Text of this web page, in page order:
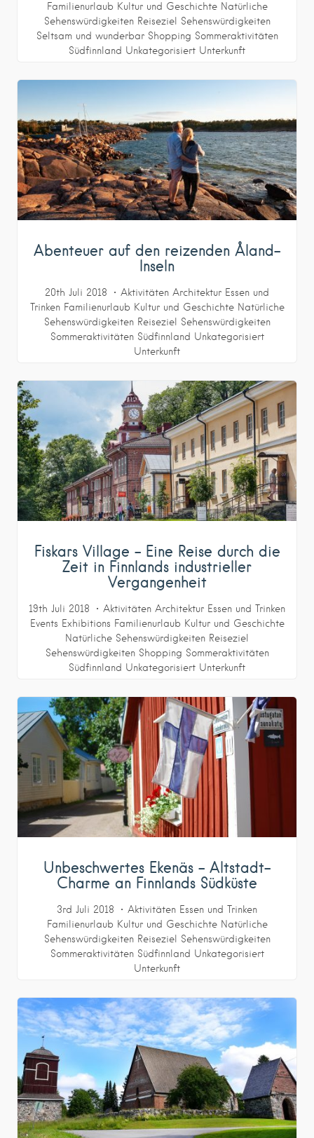
Familienurlaub Kultur und Geschichte Natürliche
Sehenswürdigkeiten Reiseziel
Sehenswürdigkeiten
Seltsam und wunderbar Shopping Sommeraktivitäten
Südfinnland Unkategorisiert Unterkunft
Abenteuer auf den reizenden Åland-
Inseln
20th Juli 2018 Aktivitäten Architektur Essen und
Trinken Familienurlaub Kultur und Geschichte Natürliche
Sehenswürdigkeiten Reiseziel
Sehenswürdigkeiten
Sommeraktivitäten Südfinnland Unkategorisiert
Unterkunft
Fiskars Village – Eine Reise durch die
Zeit in Finnlands industrieller
Vergangenheit
19th Juli 2018 Aktivitäten Architektur Essen und Trinken
Events Exhibitions Familienurlaub Kultur und Geschichte
Natürliche Sehenswürdigkeiten Reiseziel
Sehenswürdigkeiten Shopping Sommeraktivitäten
Südfinnland Unkategorisiert Unterkunft
Unbeschwertes Ekenäs – Altstadt-
Charme an Finnlands Südküste
3rd Juli 2018 Aktivitäten Essen und Trinken
Familienurlaub Kultur und Geschichte Natürliche
Sehenswürdigkeiten Reiseziel
Sehenswürdigkeiten
Sommeraktivitäten Südfinnland Unkategorisiert
Unterkunft